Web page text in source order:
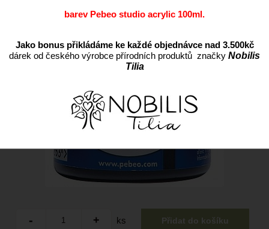
ks
barev Pebeo studio acrylic 100ml.
Jako bonus přikládáme ke každé objednávce nad 3.500kč
dárek od českého výrobce přírodních produktů značky Nobilis
Tilia